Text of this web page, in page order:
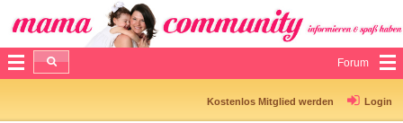
Forum
Kostenlos Mitglied werden Login